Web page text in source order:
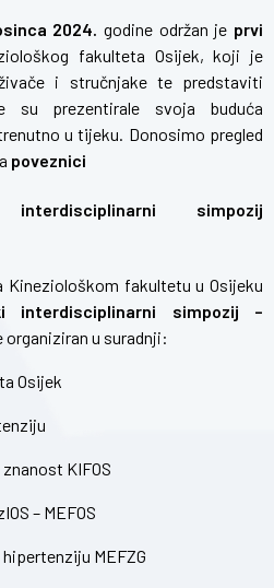
2024. godine održan je prvi
fakulteta Osijek, koji je
i stručnjake te predstaviti
su prezentirale svoja buduća
u tijeku. Donosimo pregled
poveznici
simpozij
Kineziološkom fakultetu u Osijeku
interdisciplinarni simpozij –
organiziran u suradnji:
Osijek
KIFOS
– MEFOS
MEFZG